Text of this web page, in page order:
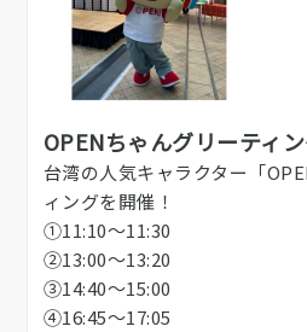
OPENちゃんグリーティ
台湾の人気キャラクター「
ィングを開催！
①11:10～11:30
②13:00～13:20
③14:40～15:00
④16:45～17:05